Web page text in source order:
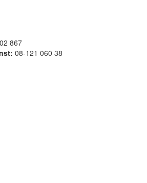
867
08-121 060 38